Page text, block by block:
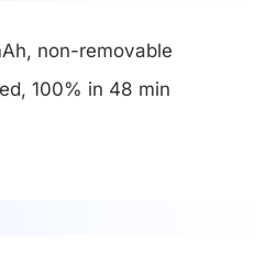
non-removable
100% in 48 min